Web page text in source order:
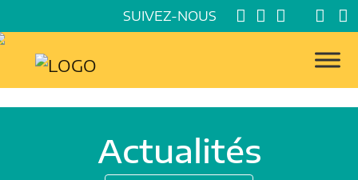
SUIVEZ-NOUS
Actualités